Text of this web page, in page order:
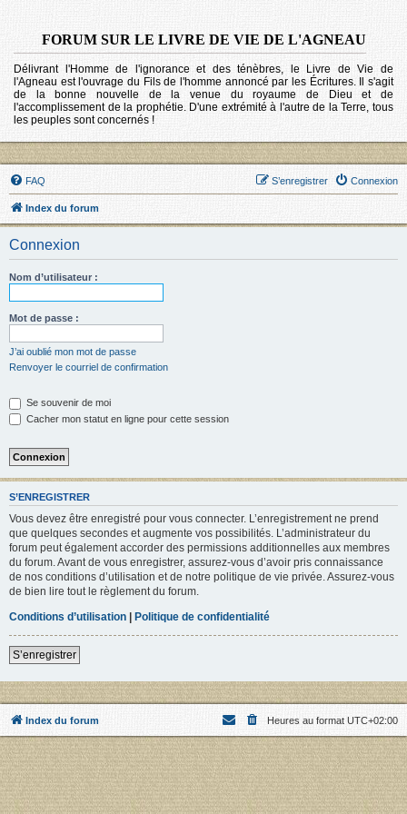
FORUM SUR LE LIVRE DE VIE DE L'AGNEAU
Délivrant l'Homme de l'ignorance et des ténèbres, le Livre de Vie de
l'Agneau est l'ouvrage du Fils de l'homme annoncé par les Écritures. Il s'agit
de la bonne nouvelle de la venue du royaume de Dieu et de
l'accomplissement de la prophétie. D'une extrémité à l'autre de la Terre, tous
les peuples sont concernés !
FAQ Connexion
S’enregistrer
Index du forum
Connexion
Nom d’utilisateur :
Mot de passe :
J’ai oublié mon mot de passe
Renvoyer le courriel de confirmation
Se souvenir de moi
Cacher mon statut en ligne pour cette session
S’ENREGISTRER
Vous devez être enregistré pour vous connecter. L’enregistrement ne prend
que quelques secondes et augmente vos possibilités. L’administrateur du
forum peut également accorder des permissions additionnelles aux membres
du forum. Avant de vous enregistrer, assurez-vous d’avoir pris connaissance
de nos conditions d’utilisation et de notre politique de vie privée. Assurez-vous
de bien lire tout le règlement du forum.
Conditions d’utilisation | Politique de confidentialité
S’enregistrer
Index du forum Heures au format UTC+02:00